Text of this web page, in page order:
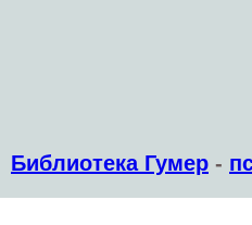
Библиотека Гумер -